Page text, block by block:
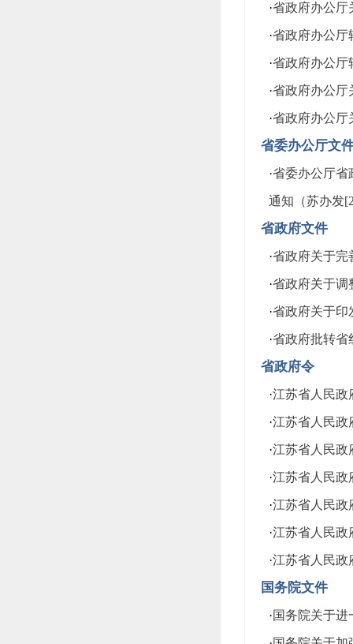
·省政府办公厅
·省政府办公厅
·省政府办公厅
·省政府办公厅
·省政府办公厅
省委办公厅文
·省委办公厅省
通知（苏办发
省政府文件
·省政府关于完
·省政府关于调
·省政府关于印
·省政府批转省
省政府令
·江苏省人民政
·江苏省人民政
·江苏省人民政
·江苏省人民政
·江苏省人民政
·江苏省人民政
·江苏省人民政
国务院文件
·国务院关于进